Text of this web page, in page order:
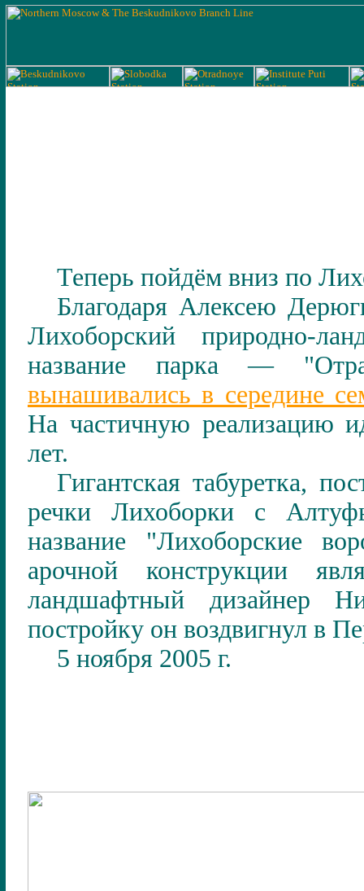
Теперь пойдём вниз по
Благодаря Алексею
Лихоборский природно-
название парка —
вынашивались в середине
На частичную реализацию
лет.
Гигантская табуретка,
речки Лихоборки с
название "Лихоборские
арочной конструкции
ландшафтный дизайнер
постройку он воздвигнул в
5 ноября 2005 г.